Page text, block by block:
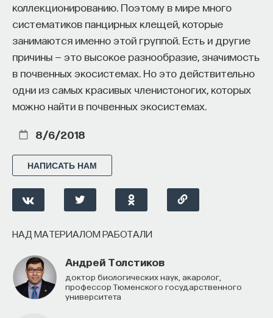
коллекционированию. Поэтому в мире много
систематиков панцирных клещей, которые
занимаются именно этой группой. Есть и другие
причины — это высокое разнообразие, значимость
в почвенных экосистемах. Но это действительно
одни из самых красивых членистоногих, которых
можно найти в почвенных экосистемах.
8/6/2018
НАПИСАТЬ НАМ
НАД МАТЕРИАЛОМ РАБОТАЛИ
Андрей Толстиков
доктор биологических наук, акаролог,
профессор Тюменского государственного
университета